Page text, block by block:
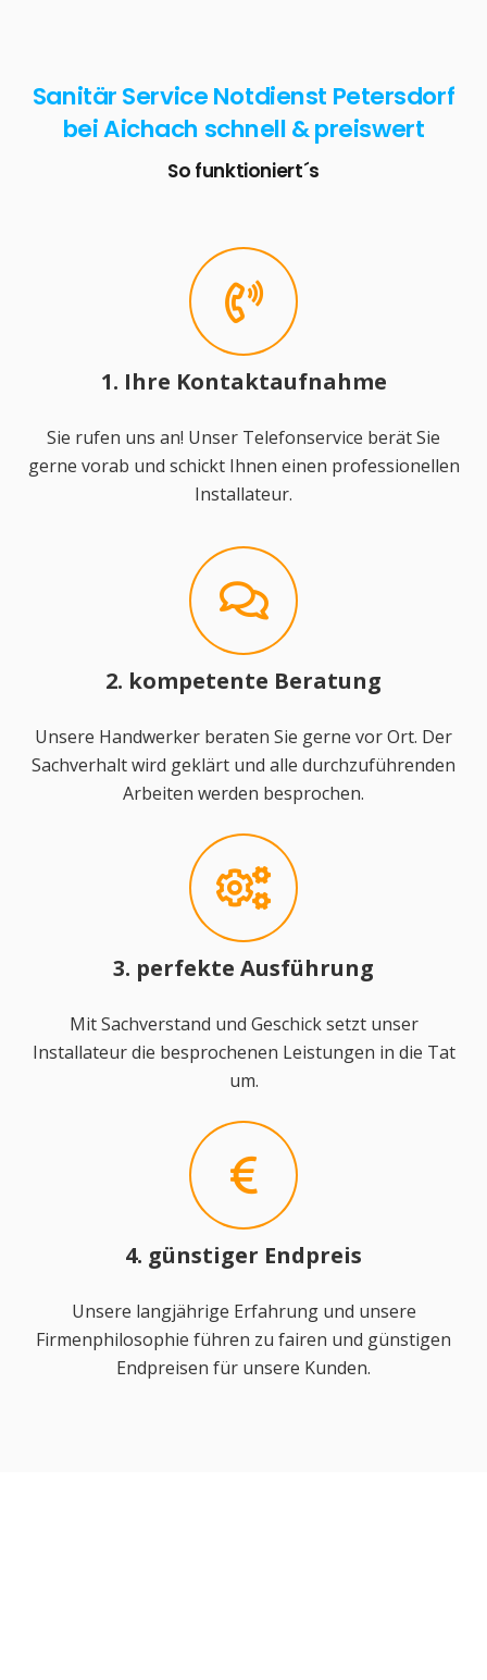
Sanitär Service Notdienst Petersdorf
bei Aichach schnell & preiswert
So funktioniert´s
1. Ihre Kontaktaufnahme
Sie rufen uns an! Unser Telefonservice berät Sie
gerne vorab und schickt Ihnen einen professionellen
Installateur.
2. kompetente Beratung
Unsere Handwerker beraten Sie gerne vor Ort. Der
Sachverhalt wird geklärt und alle durchzuführenden
Arbeiten werden besprochen.
3. perfekte Ausführung
Mit Sachverstand und Geschick setzt unser
Installateur die besprochenen Leistungen in die Tat
um.
4. günstiger Endpreis
Unsere langjährige Erfahrung und unsere
Firmenphilosophie führen zu fairen und günstigen
Endpreisen für unsere Kunden.